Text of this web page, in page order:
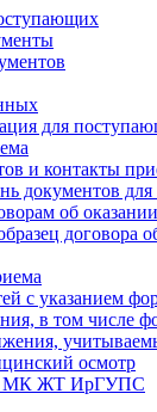
для
и контакты
документов для
об
с указанием
в том числе
осмотр
МК ЖТ ИрГУПС